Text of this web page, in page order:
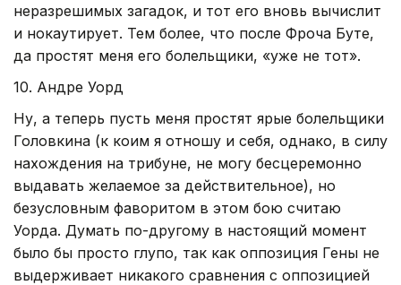
неразрешимых загадок, и тот его вновь вычислит
и нокаутирует. Тем более, что после Фроча Буте,
да простят меня его болельщики, «уже не тот».
10. Андре Уорд
Ну, а теперь пусть меня простят ярые болельщики
Головкина (к коим я отношу и себя, однако, в силу
нахождения на трибуне, не могу бесцеремонно
выдавать желаемое за действительное), но
безусловным фаворитом в этом бою считаю
Уорда. Думать по-другому в настоящий момент
было бы просто глупо, так как оппозиция Гены не
выдерживает никакого сравнения с оппозицией